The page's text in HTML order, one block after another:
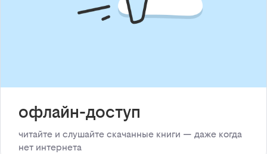
офлайн-доступ
читайте и слушайте скачанные книги — даже когда
нет интернета